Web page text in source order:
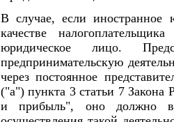
В случае, если иностранное
качестве
юридическое лицо.
предпринимательскую
через постоянное
("а") пункта 3 статьи 7 Закона
и прибыль", оно должно